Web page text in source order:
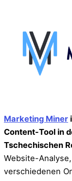
Marketing Miner
Content-Tool in
Tschechischen
Website-
verschiedenen